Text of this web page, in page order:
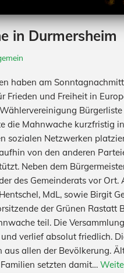
in Durmersheim
haben am
Frieden und Freiheit in
die Mahnwache kurzfristig
sozialen Netzwerken
von den anderen
Neben dem
des Gemeinderats vor Ort.
MdL, sowie Birgit
der Grünen Rastatt
teil. Die
verlief absolut friedlich.
aus allen der Bevölkerung.
setzten damit…